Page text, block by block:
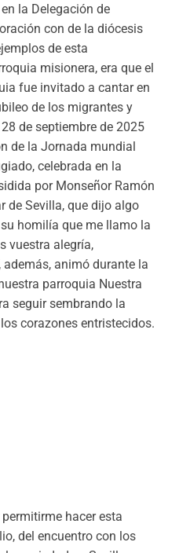
la Delegación de
con de la diócesis
de esta
misionera, era que el
fue invitado a cantar en
de los migrantes y
de septiembre de 2025
de la Jornada mundial
celebrada en la
por Monseñor Ramón
de Sevilla, que dijo algo
homilía que me llamo la
vuestra alegría,
además, animó durante la
parroquia Nuestra
seguir sembrando la
corazones entristecidos.
hacer esta
del encuentro con los